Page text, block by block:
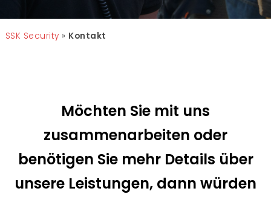
SSK Security » Kontakt
Möchten Sie mit uns
zusammenarbeiten oder
benötigen Sie mehr Details über
unsere Leistungen, dann würden